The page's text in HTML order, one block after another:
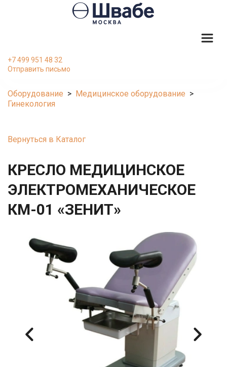
+7 499 951 48 32
Отправить письмо
Оборудование
  >
Медицинское оборудование
Гинекология
Вернуться в Каталог
КРЕСЛО МЕДИЦИНСКОЕ
ЭЛЕКТРОМЕХАНИЧЕСКОЕ
КМ-01 «ЗЕНИТ»